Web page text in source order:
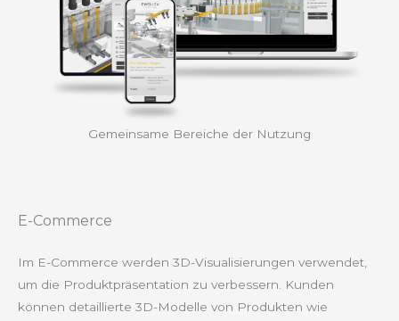
Gemeinsame Bereiche der Nutzung
E-Commerce
Im E-Commerce werden 3D-Visualisierungen verwendet,
um die Produktpräsentation zu verbessern. Kunden
können detaillierte 3D-Modelle von Produkten wie